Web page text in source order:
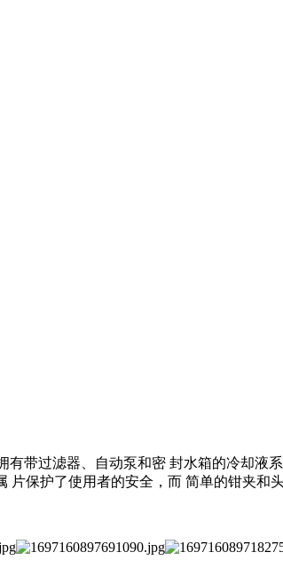
带过滤器、自动泵和密 封水箱的冷却液
保护了使用者的安全，而 简单的钳夹和